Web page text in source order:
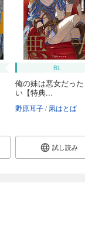
BL
俺の妹は悪女だっ
い【特典...
野原耳子 凩はとば
試し読み